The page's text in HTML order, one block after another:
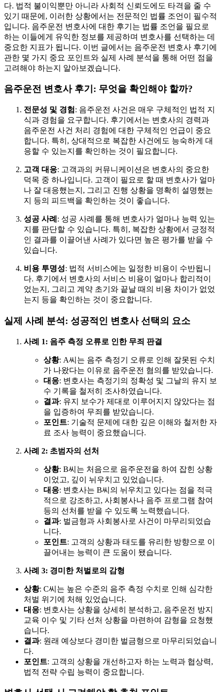
다. 법적 불이익뿐만 아니라 사회적 신뢰도에도 타격을 줄 수
있기 때문에, 이러한 상황에서는 전문적인 법률 조언이 필수적
입니다. 음주운전 변호사에 대한 후기는 법률 조언을 필요로
하는 이들에게 유익한 정보를 제공하며 변호사를 선택하는 데
중요한 지표가 됩니다. 이번 글에서는 음주운전 변호사 후기에
관한 몇 가지 중요 포인트와 실제 사례 분석을 통해 어떤 점을
고려해야 하는지 알아보겠습니다.
음주운전 변호사 후기: 무엇을 확인해야 할까?
전문성 및 경험 : 음주운전 사건은 매우 구체적인 법적 지
식과 경험을 요구합니다. 후기에서는 변호사의 경력과
음주운전 사건 처리 경험에 대한 구체적인 언급이 중요
합니다. 특히, 상대적으로 복잡한 사건에도 능숙하게 대
응할 수 있는지를 확인하는 것이 필요합니다.
고객 대응: 고객과의 커뮤니케이션은 변호사의 중요한
덕목 중 하나입니다. 고객이 필요로 할 때 변호사가 얼마
나 잘 대응했는지, 그리고 진행 상황을 명확히 설명했는
지 등의 피드백을 확인하는 것이 좋습니다.
성공 사례 : 성공 사례를 통해 변호사가 얼마나 능력 있는
지를 판단할 수 있습니다. 특히, 복잡한 상황에서 긍정적
인 결과를 이끌어낸 사례가 있다면 높은 평가를 받을 수
있습니다.
비용 투명성: 법적 서비스에는 일정한 비용이 수반됩니
다. 후기에서 변호사의 서비스 비용이 얼마나 합리적이
었는지, 그리고 계약 초기와 끝날 때의 비용 차이가 없었
는지 등을 확인하는 것이 중요합니다.
실제 사례 분석: 성공적인 변호사 선택의 요소
사례 1: 음주 측정 오류로 인한 무죄 판결
상황: A씨는 음주 측정기 오류로 인해 잘못된 수치
가 나왔다는 이유로 음주운전 혐의를 받았습니다.
대응: 변호사는 측정기의 정확성 및 그날의 유지 보
수 기록을 철저히 조사하였습니다.
결과: 유지 보수가 제대로 이루어지지 않았다는 점
을 입증하여 무죄를 받았습니다.
포인트: 기술적 문제에 대한 깊은 이해와 철저한 자
료 조사 능력이 중요했습니다.
사례 2: 초범자의 선처
상황: B씨는 처음으로 음주운전을 하여 잡힌 상황
이었고, 깊이 뉘우치고 있었습니다.
대응: 변호사는 B씨의 뉘우치고 있다는 점을 적극
적으로 강조하고, 사회봉사나 음주 프로그램 참여
등의 선처를 받을 수 있도록 노력했습니다.
결과: 벌금형과 사회봉사로 사건이 마무리되었습
니다.
포인트: 고객의 상황과 태도를 유리한 방향으로 이
끌어내는 능력이 큰 도움이 됐습니다.
사례 3: 경미한 처벌로의 감형
상황: C씨는 높은 수준의 음주 측정 수치로 인해 심각한
처벌 위기에 처해 있었습니다.
대응: 변호사는 상황을 상세히 분석하고, 음주운전 방지
교육 이수 및 기타 선처 상황을 마련하여 감형을 요청했
습니다.
결과: 원래 예상보다 경미한 벌금형으로 마무리되었습니
다.
포인트: 고객의 상황을 개선하고자 하는 노력과 협상력,
법적 전략 수립 능력이 중요합니다.